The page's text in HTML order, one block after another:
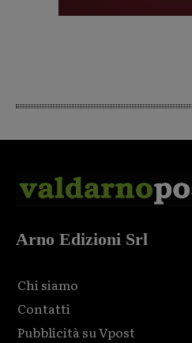
Arno Edizioni Srl
Chi siamo
Contatti
Pubblicità su Vpost